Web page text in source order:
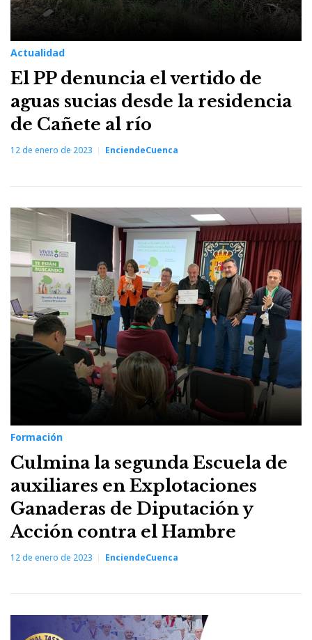
Actualidad
El PP denuncia el vertido de
aguas sucias desde la residencia
de Cañete al río
12 de enero de 2023 EnciendeCuenca
Formación
Culmina la segunda Escuela de
auxiliares en Explotaciones
Ganaderas de Diputación y
Acción contra el Hambre
12 de enero de 2023 EnciendeCuenca